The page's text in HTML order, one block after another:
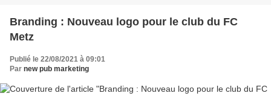
Branding : Nouveau logo pour le club du FC
Metz
Publié le 22/08/2021 à 09:01
Par new pub marketing